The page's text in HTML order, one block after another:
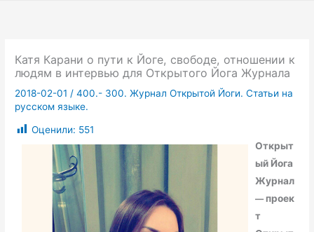
Катя Карани о пути к Йоге, свободе, отношении к
людям в интервью для Открытого Йога Журнала
2018-02-01 /400.- 300. Журнал Открытой Йоги. Статьи на
русском языке.
Оценили: 551
Открыт
ый Йога
Журнал
— проек
т